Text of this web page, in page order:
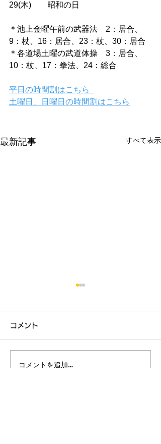
29(木)　　昭和の日
＊池上金曜午前の武器法　2：居合、
9：杖、16：居合、23：杖、30：居合
＊各道場土曜の武道体操　3：居合、
10：杖、17：拳法、24：総合
平日の時間割はこちら
土曜日、日曜日の時間割はこちら
最新記事 すべて表示
13:00 池上道場
「天地投げ、天風」 19(日)
＊稽古時に審査を行
コメント
コメントを追加…